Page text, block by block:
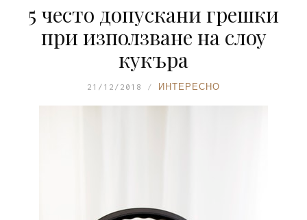
5 често допускани грешки
при използване на слоу
кукъра
21/12/2018 ИНТЕРЕСНО